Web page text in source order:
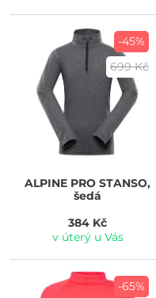
-45%
699 Kč
ALPINE PRO STANSO,
šedá
384 Kč
v úterý u Vás
-65%